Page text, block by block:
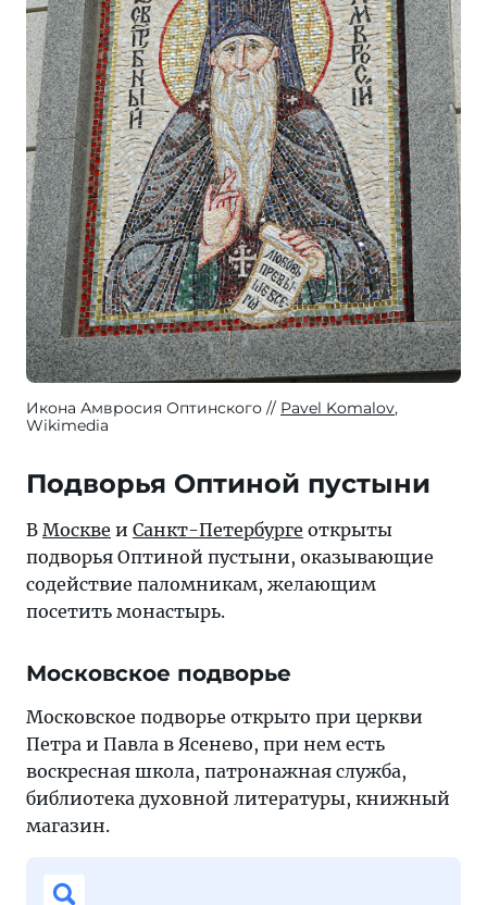
Икона Амвросия Оптинского Pavel Komalov,
Wikimedia
Подворья Оптиной пустыни
В Москве и Санкт-Петербурге открыты
подворья Оптиной пустыни, оказывающие
содействие паломникам, желающим
посетить монастырь.
Московское подворье
Московское подворье открыто при церкви
Петра и Павла в Ясенево, при нем есть
воскресная школа, патронажная служба,
библиотека духовной литературы, книжный
магазин.